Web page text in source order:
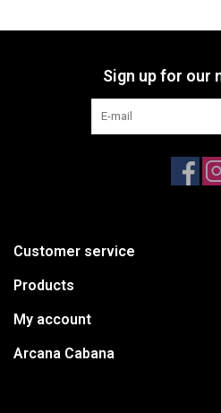
Sign up for our
Customer service
Products
My account
Arcana Cabana